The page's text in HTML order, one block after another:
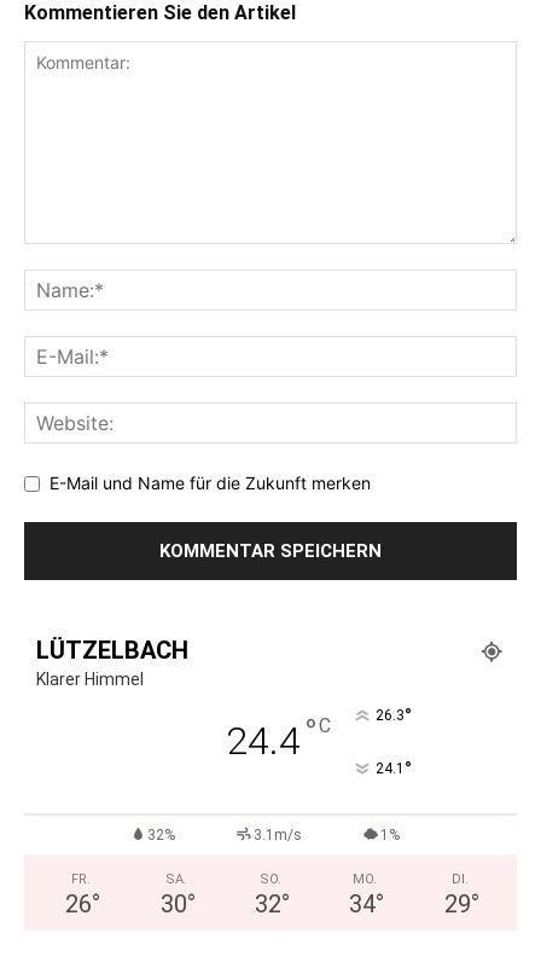
Kommentieren Sie den Artikel
E-Mail und Name für die Zukunft merken
LÜTZELBACH
Klarer Himmel
24.4°C 26.3°
24.1 °
32% 3.1m/s 1%
FR.
26°
SA.
30°
SO.
32°
MO.
34°
DI.
29°